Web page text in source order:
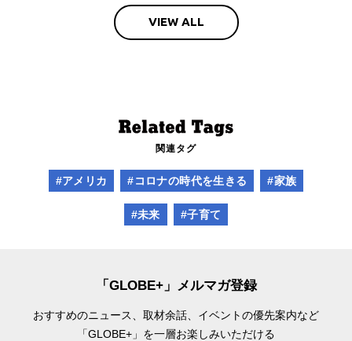
VIEW ALL
関連タグ
#アメリカ #コロナの時代を生きる #家族
#未来 #子育て
「GLOBE+」メルマガ登録
おすすめのニュース、取材余話、 イベントの優先案内など
「GLOBE+」を一層お楽しみいただける